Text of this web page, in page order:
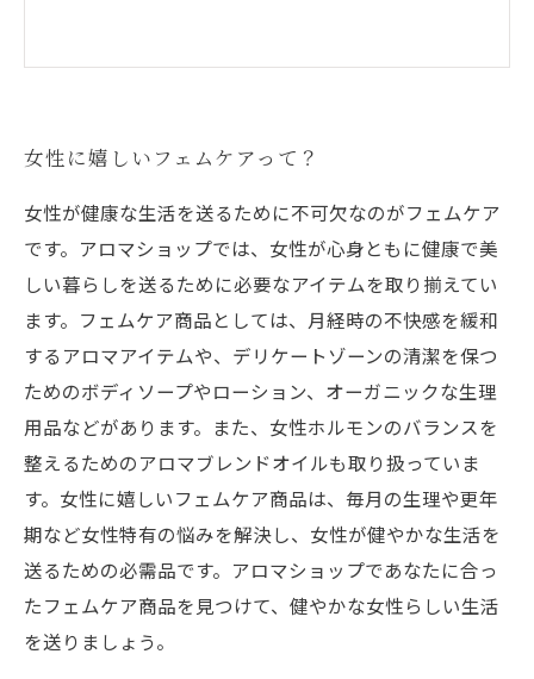
女性に嬉しいフェムケアって？
女性が健康な生活を送るために不可欠なのがフェムケア
です。アロマショップでは、女性が心身ともに健康で美
しい暮らしを送るために必要なアイテムを取り揃えてい
ます。フェムケア商品としては、月経時の不快感を緩和
するアロマアイテムや、デリケートゾーンの清潔を保つ
ためのボディソープやローション、オーガニックな生理
用品などがあります。また、女性ホルモンのバランスを
整えるためのアロマブレンドオイルも取り扱っていま
す。女性に嬉しいフェムケア商品は、毎月の生理や更年
期など女性特有の悩みを解決し、女性が健やかな生活を
送るための必需品です。アロマショップであなたに合っ
たフェムケア商品を見つけて、健やかな女性らしい生活
を送りましょう。